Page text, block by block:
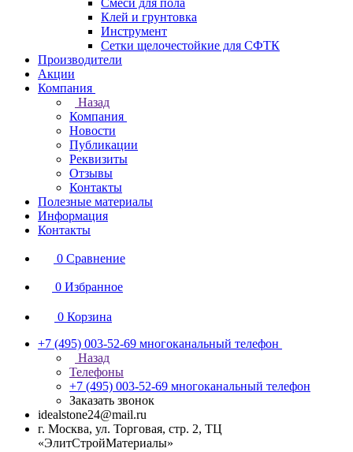
Смеси для пола
Клей и грунтовка
Инструмент
Сетки щелочестойкие для СФТК
Производители
Акции
Компания
Назад
Компания
Новости
Публикации
Реквизиты
Отзывы
Контакты
Полезные материалы
Информация
Контакты
0 Сравнение
0 Избранное
0 Корзина
+7 (495) 003-52-69 многоканальный телефон
Назад
Телефоны
+7 (495) 003-52-69 многоканальный телефон
Заказать звонок
idealstone24@mail.ru
г. Москва, ул. Торговая, стр. 2, ТЦ
«ЭлитСтройМатериалы»